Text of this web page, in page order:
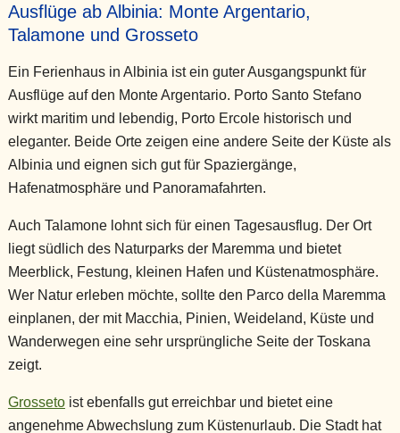
Ausflüge ab Albinia: Monte Argentario,
Talamone und Grosseto
Ein Ferienhaus in Albinia ist ein guter Ausgangspunkt für
Ausflüge auf den Monte Argentario. Porto Santo Stefano
wirkt maritim und lebendig, Porto Ercole historisch und
eleganter. Beide Orte zeigen eine andere Seite der Küste als
Albinia und eignen sich gut für Spaziergänge,
Hafenatmosphäre und Panoramafahrten.
Auch Talamone lohnt sich für einen Tagesausflug. Der Ort
liegt südlich des Naturparks der Maremma und bietet
Meerblick, Festung, kleinen Hafen und Küstenatmosphäre.
Wer Natur erleben möchte, sollte den Parco della Maremma
einplanen, der mit Macchia, Pinien, Weideland, Küste und
Wanderwegen eine sehr ursprüngliche Seite der Toskana
zeigt.
Grossetoist ebenfalls gut erreichbar und bietet eine
angenehme Abwechslung zum Küstenurlaub. Die Stadt hat